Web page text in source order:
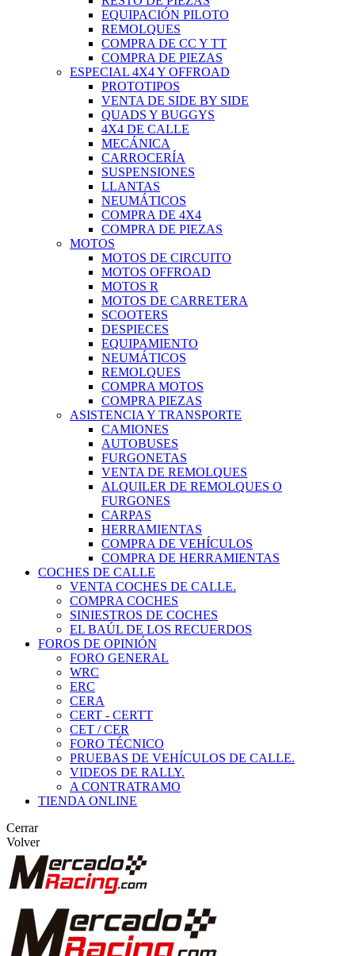
EQUIPACIÓN PILOTO
REMOLQUES
COMPRA DE CC Y TT
COMPRA DE PIEZAS
ESPECIAL 4X4 Y OFFROAD
PROTOTIPOS
VENTA DE SIDE BY SIDE
QUADS Y BUGGYS
4X4 DE CALLE
MECÁNICA
CARROCERÍA
SUSPENSIONES
LLANTAS
NEUMÁTICOS
COMPRA DE 4X4
COMPRA DE PIEZAS
MOTOS
MOTOS DE CIRCUITO
MOTOS OFFROAD
MOTOS R
MOTOS DE CARRETERA
SCOOTERS
DESPIECES
EQUIPAMIENTO
NEUMÁTICOS
REMOLQUES
COMPRA MOTOS
COMPRA PIEZAS
ASISTENCIA Y TRANSPORTE
CAMIONES
AUTOBUSES
FURGONETAS
VENTA DE REMOLQUES
ALQUILER DE REMOLQUES O
FURGONES
CARPAS
HERRAMIENTAS
COMPRA DE VEHÍCULOS
COMPRA DE HERRAMIENTAS
COCHES DE CALLE
VENTA COCHES DE CALLE.
COMPRA COCHES
SINIESTROS DE COCHES
EL BAÚL DE LOS RECUERDOS
FOROS DE OPINIÓN
FORO GENERAL
WRC
ERC
CERA
CERT - CERTT
CET / CER
FORO TÉCNICO
PRUEBAS DE VEHÍCULOS DE CALLE.
VIDEOS DE RALLY.
A CONTRATRAMO
TIENDA ONLINE
Cerrar
Volver